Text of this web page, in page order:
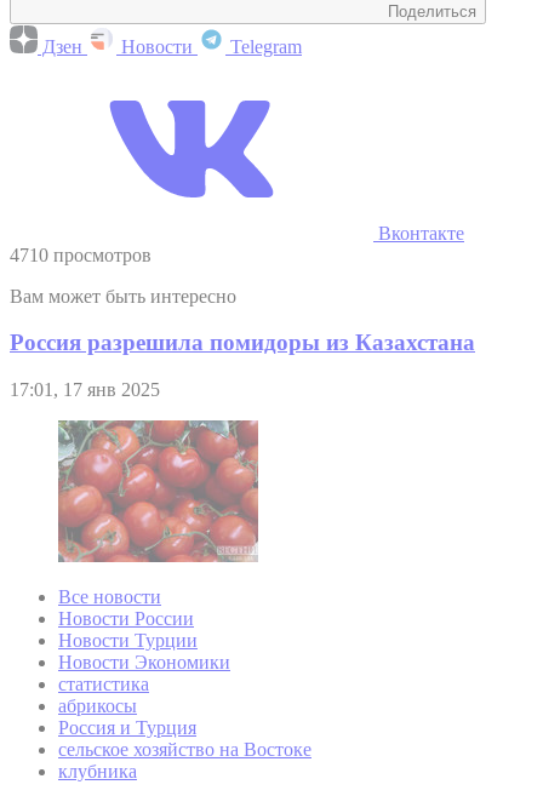
Поделиться
Дзен Новости Telegram
Вконтакте
4710 просмотров
Вам может быть интересно
Россия разрешила помидоры из Казахстана
17:01, 17 янв 2025
Все новости
Новости России
Новости Турции
Новости Экономики
статистика
абрикосы
Россия и Турция
сельское хозяйство на Востоке
клубника